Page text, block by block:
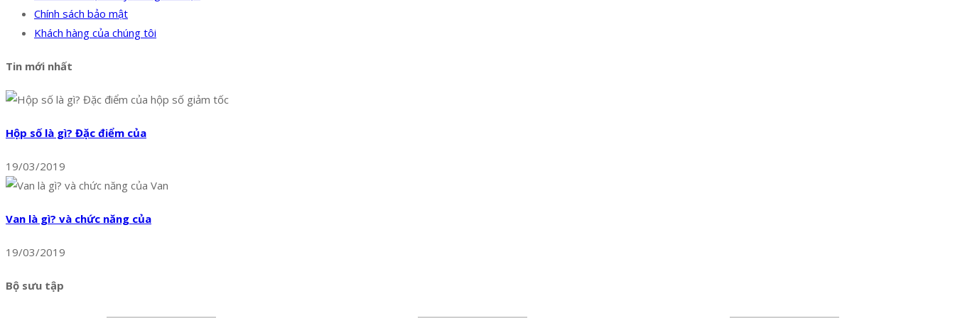
Chính sách bảo mật
Khách hàng của chúng tôi
Tin mới nhất
Hộp số là gì? Đặc điểm của
19/03/2019
Van là gì? và chức năng của
19/03/2019
Bộ sưu tập